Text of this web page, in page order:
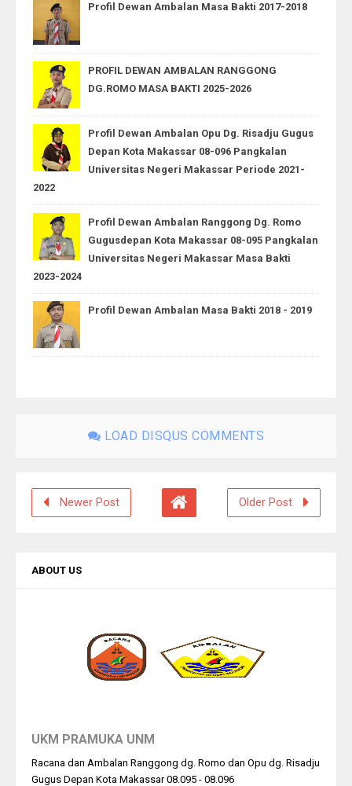
Profil Dewan Ambalan Masa Bakti 2017-2018
PROFIL DEWAN AMBALAN RANGGONG
DG.ROMO MASA BAKTI 2025-2026
Profil Dewan Ambalan Opu Dg. Risadju Gugus
Depan Kota Makassar 08-096 Pangkalan
Universitas Negeri Makassar Periode 2021-
2022
Profil Dewan Ambalan Ranggong Dg. Romo
Gugusdepan Kota Makassar 08-095 Pangkalan
Universitas Negeri Makassar Masa Bakti
2023-2024
Profil Dewan Ambalan Masa Bakti 2018 - 2019
LOAD DISQUS COMMENTS
Newer Post Older Post
ABOUT US
UKM PRAMUKA UNM
Racana dan Ambalan Ranggong dg. Romo dan Opu dg. Risadju
Gugus Depan Kota Makassar 08.095 - 08.096